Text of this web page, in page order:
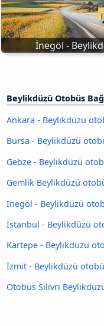
İnegöl -
Beylikdüzü Otobüs
Ankara - Beylikdüzü
Bursa - Beylikdüzü
Gebze - Beylikdüzü
Gemlik Beylikdüzü
İnegöl - Beylikdüzü
İstanbul - Beylikdüzü
Kartepe - Beylikdüzü
İzmit - Beylikdüzü
Otobüs Silivri